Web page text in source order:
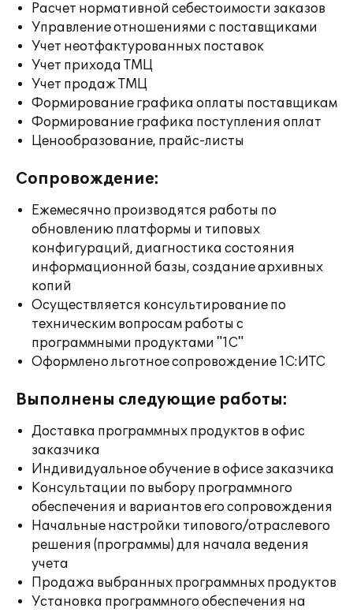
Расчет нормативной себестоимости заказов
Управление отношениями с поставщиками
Учет неотфактурованных поставок
Учет прихода ТМЦ
Учет продаж ТМЦ
Формирование графика оплаты поставщикам
Формирование графика поступления оплат
Ценообразование, прайс-листы
Сопровождение:
Ежемесячно производятся работы по
обновлению платформы и типовых
конфигураций, диагностика состояния
информационной базы, создание архивных
копий
Осуществляется консультирование по
техническим вопросам работы с
программными продуктами "1С"
Оформлено льготное сопровождение 1С:ИТС
Выполнены следующие работы:
Доставка программных продуктов в офис
заказчика
Индивидуальное обучение в офисе заказчика
Консультации по выбору программного
обеспечения и вариантов его сопровождения
Начальные настройки типового/отраслевого
решения (программы) для начала ведения
учета
Продажа выбранных программных продуктов
Установка программного обеспечения на